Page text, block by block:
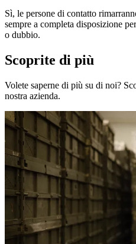
Sì, le persone di contatto
sempre a completa disposizione
o dubbio.
Scoprite di più
Volete saperne di più su di noi?
nostra azienda.